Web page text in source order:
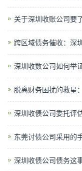
关于深圳收账公司要
跨区域债务催收：深
深圳收数公司如何举
脱离财务困扰的救星
深圳收债公司委托评
东莞讨债公司采用的
深圳收债公司债务这